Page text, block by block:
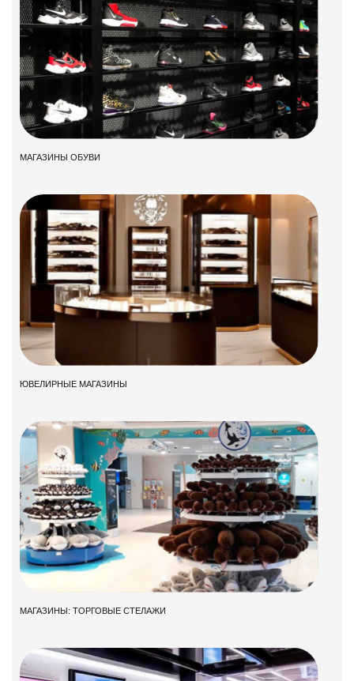
МАГАЗИНЫ ОБУВИ
ЮВЕЛИРНЫЕ МАГАЗИНЫ
МАГАЗИНЫ: ТОРГОВЫЕ СТЕЛАЖИ